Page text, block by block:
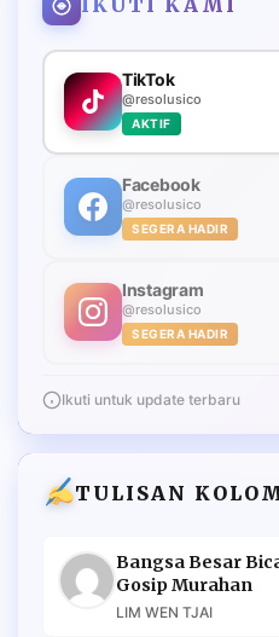
IKUTI KAMI
TikTok
@resolusico
AKTIF
Facebook
@resolusico
SEGERA HADIR
Instagram
@resolusico
SEGERA HADIR
Ikuti untuk update terbaru
TULISAN
Bangsa Besar
Gosip Murahan
LIM WEN TJAI